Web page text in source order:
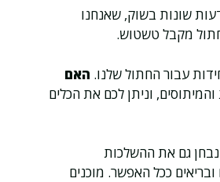
שונות בשוק, שאנחנו
מקבל טשטוש.
עבור החתול שלנו. האם
וניתן לכם את הכלים
גם את ההשלכות
ככל האפשר. מוכנים